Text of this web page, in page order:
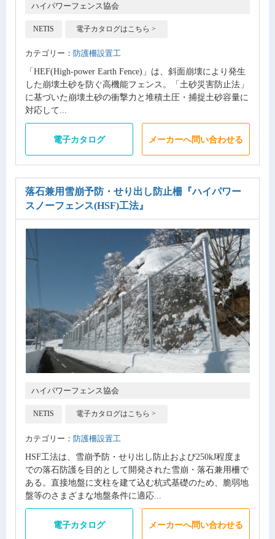
ハイパワーフェンス協会
NETIS 電子カタログはこちら >
カテゴリー： 防護柵設置工
「HEF(High-power Earth Fence)」は、斜面崩壊により発生
した崩壊土砂を防ぐ高機能フェンス。「土砂災害防止法」
に基づいた崩壊土砂の衝撃力と堆積土圧・捕捉土砂容量に
対応して...
電子カタログ メーカーへ問い合わせる
落石兼用雪崩予防・せり出し防止柵 『ハイパワー
スノーフェンス(HSF)工法』
ハイパワーフェンス協会
NETIS 電子カタログはこちら >
カテゴリー： 防護柵設置工
HSF工法は、雪崩予防・せり出し防止および250kJ程度ま
での落石防護を目的として開発された雪崩・落石兼用柵で
ある。直接地盤に支柱を建て込む杭式基礎のため、脆弱地
盤等のさまざまな地盤条件に適応...
電子カタログ メーカーへ問い合わせる